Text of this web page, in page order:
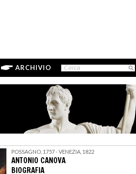
ARCHIVIO
POSSAGNO, 1757 - VENEZIA, 1822
ANTONIO CANOVA
BIOGRAFIA